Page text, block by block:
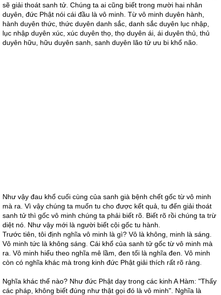
sẽ giải thoát sanh tử. Chúng ta ai cũng biết trong mười hai nhân
duyên, đức Phật nói cái đầu là vô minh. Từ vô minh duyên hành,
hành duyên thức, thức duyên danh sắc, danh sắc duyên lục nhập,
lục nhập duyên xúc, xúc duyên thọ, thọ duyên ái, ái duyên thủ, thủ
duyên hữu, hữu duyên sanh, sanh duyên lão tử ưu bi khổ não.
Như vậy đau khổ cuối cùng của sanh già bệnh chết gốc từ vô minh
mà ra. Vì vậy chúng ta muốn tu cho được kết quả, tu đến giải thoát
sanh tử thì gốc vô minh chúng ta phải biết rõ. Biết rõ rồi chúng ta trừ
diệt nó. Như vậy mới là người biết cội gốc tu hành.
Trước tiên, tôi định nghĩa vô minh là gì? Vô là không, minh là sáng.
Vô minh tức là không sáng. Cái khổ của sanh tử gốc từ vô minh mà
ra. Vô minh hiểu theo nghĩa mê lầm, đen tối là nghĩa đen. Vô minh
còn có nghĩa khác mà trong kinh đức Phật giải thích rất rõ ràng.
Nghĩa khác thế nào? Như đức Phật dạy trong các kinh A Hàm: "Thấy
các pháp, không biết đúng như thật gọi đó là vô minh". Nghĩa là